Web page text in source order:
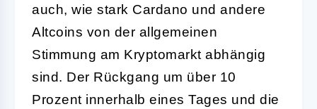
auch, wie stark Cardano und andere
Altcoins von der allgemeinen
Stimmung am Kryptomarkt abhängig
sind. Der Rückgang um über 10
Prozent innerhalb eines Tages und die